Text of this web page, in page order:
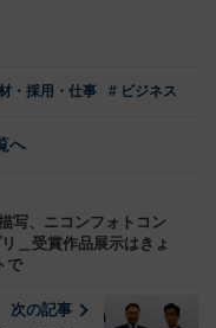
・採用・仕事 # ビジネス
へ
写、ニコンフォトコン
＿受賞作品展示はきょ
で
次の記事